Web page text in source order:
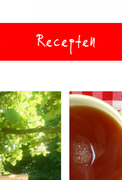
Recepten